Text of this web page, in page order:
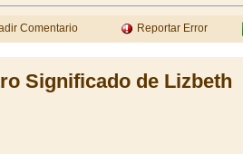
Comentario Reportar Error
Significado de Lizbeth